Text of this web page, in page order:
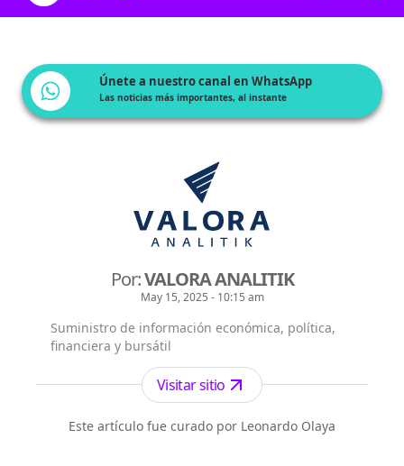
Únete a nuestro canal en WhatsApp
Las noticias más importantes, al instante
Por:VALORA ANALITIK
May 15, 2025 - 10:15 am
Suministro de información económica, política,
financiera y bursátil
Visitar sitio
Este artículo fue curado por Leonardo Olaya